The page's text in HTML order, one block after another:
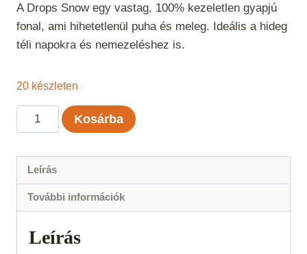
A Drops Snow egy vastag, 100% kezeletlen gyapjú
fonal, ami hihetetlenül puha és meleg. Ideális a hideg
téli napokra és nemezeléshez is.
20 készleten
Drops
Snow
Nugát
48
Kosárba
Leírás
További információk
Leírás